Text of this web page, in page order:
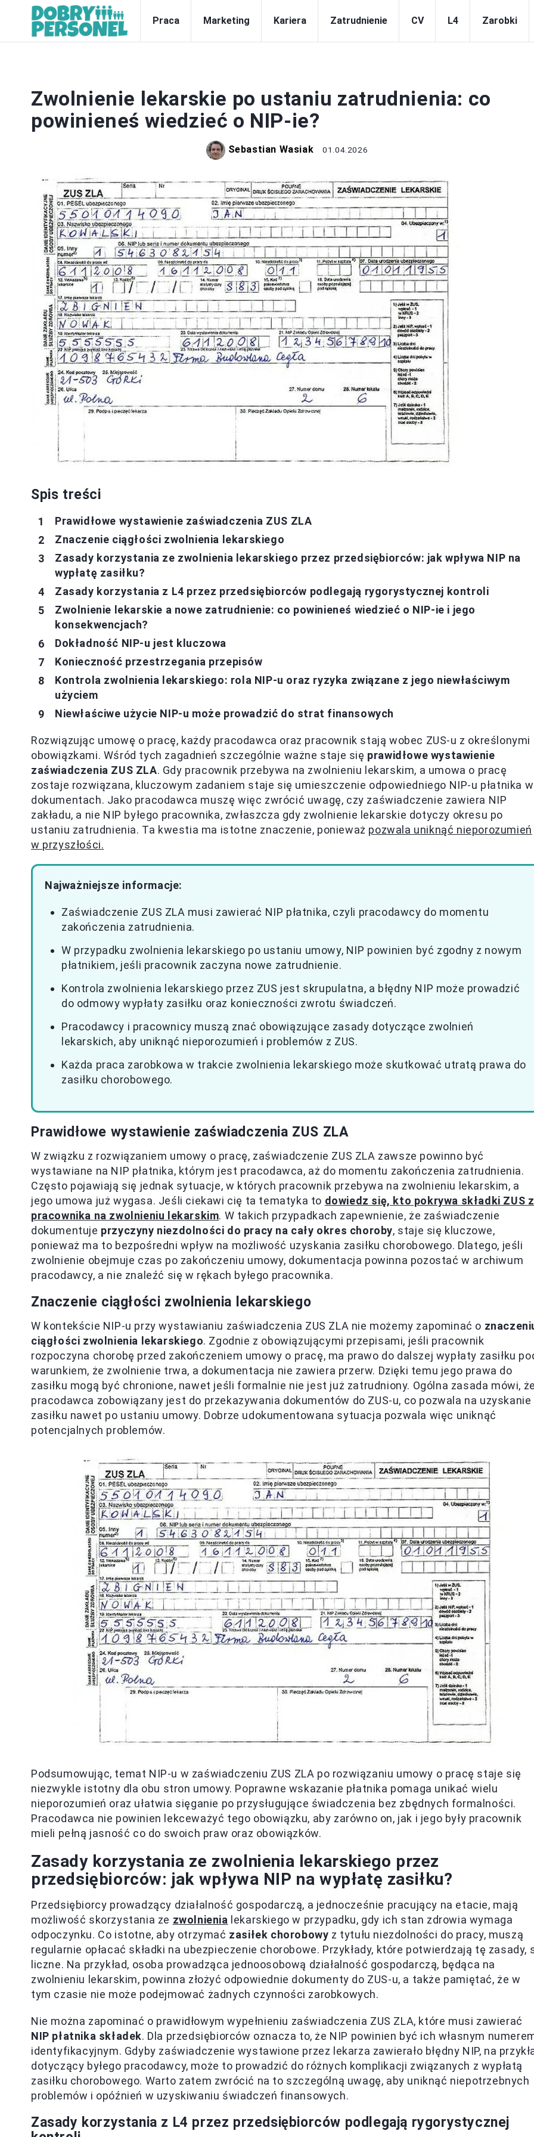
Praca Marketing Kariera Zatrudnienie CV L4 Zarobki
Zwolnienie lekarskie po ustaniu zatrudnienia: co
powinieneś wiedzieć o NIP-ie?
Sebastian Wasiak 01.04.2026
Spis treści
Prawidłowe wystawienie zaświadczenia ZUS ZLA
Znaczenie ciągłości zwolnienia lekarskiego
Zasady korzystania ze zwolnienia lekarskiego przez przedsiębiorców: jak wpływa NIP na
wypłatę zasiłku?
Zasady korzystania z L4 przez przedsiębiorców podlegają rygorystycznej kontroli
Zwolnienie lekarskie a nowe zatrudnienie: co powinieneś wiedzieć o NIP-ie i jego
konsekwencjach?
Dokładność NIP-u jest kluczowa
Konieczność przestrzegania przepisów
Kontrola zwolnienia lekarskiego: rola NIP-u oraz ryzyka związane z jego niewłaściwym
użyciem
Niewłaściwe użycie NIP-u może prowadzić do strat finansowych
Rozwiązując umowę o pracę, każdy pracodawca oraz pracownik stają wobec ZUS-u z określonymi
obowiązkami. Wśród tych zagadnień szczególnie ważne staje się prawidłowe wystawienie
zaświadczenia ZUS ZLA. Gdy pracownik przebywa na zwolnieniu lekarskim, a umowa o pracę
zostaje rozwiązana, kluczowym zadaniem staje się umieszczenie odpowiedniego NIP-u płatnika w
dokumentach. Jako pracodawca muszę więc zwrócić uwagę, czy zaświadczenie zawiera NIP
zakładu, a nie NIP byłego pracownika, zwłaszcza gdy zwolnienie lekarskie dotyczy okresu po
ustaniu zatrudnienia. Ta kwestia ma istotne znaczenie, ponieważ pozwala uniknąć nieporozumień
w przyszłości.
Najważniejsze informacje:
Zaświadczenie ZUS ZLA musi zawierać NIP płatnika, czyli pracodawcy do momentu
zakończenia zatrudnienia.
W przypadku zwolnienia lekarskiego po ustaniu umowy, NIP powinien być zgodny z nowym
płatnikiem, jeśli pracownik zaczyna nowe zatrudnienie.
Kontrola zwolnienia lekarskiego przez ZUS jest skrupulatna, a błędny NIP może prowadzić
do odmowy wypłaty zasiłku oraz konieczności zwrotu świadczeń.
Pracodawcy i pracownicy muszą znać obowiązujące zasady dotyczące zwolnień
lekarskich, aby uniknąć nieporozumień i problemów z ZUS.
Każda praca zarobkowa w trakcie zwolnienia lekarskiego może skutkować utratą prawa do
zasiłku chorobowego.
Prawidłowe wystawienie zaświadczenia ZUS ZLA
W związku z rozwiązaniem umowy o pracę, zaświadczenie ZUS ZLA zawsze powinno być
wystawiane na NIP płatnika, którym jest pracodawca, aż do momentu zakończenia zatrudnienia.
Często pojawiają się jednak sytuacje, w których pracownik przebywa na zwolnieniu lekarskim, a
jego umowa już wygasa. Jeśli ciekawi cię ta tematyka to dowiedz się, kto pokrywa składki ZUS
pracownika na zwolnieniu lekarskim. W takich przypadkach zapewnienie, że zaświadczenie
dokumentuje przyczyny niezdolności do pracy na cały okres choroby, staje się kluczowe,
ponieważ ma to bezpośredni wpływ na możliwość uzyskania zasiłku chorobowego. Dlatego, jeśli
zwolnienie obejmuje czas po zakończeniu umowy, dokumentacja powinna pozostać w archiwum
pracodawcy, a nie znaleźć się w rękach byłego pracownika.
Znaczenie ciągłości zwolnienia lekarskiego
W kontekście NIP-u przy wystawianiu zaświadczenia ZUS ZLA nie możemy zapominać o
ciągłości zwolnienia lekarskiego. Zgodnie z obowiązującymi przepisami, jeśli pracownik
rozpoczyna chorobę przed zakończeniem umowy o pracę, ma prawo do dalszej wypłaty zasiłku
warunkiem, że zwolnienie trwa, a dokumentacja nie zawiera przerw. Dzięki temu jego prawa do
zasiłku mogą być chronione, nawet jeśli formalnie nie jest już zatrudniony. Ogólna zasada mówi,
pracodawca zobowiązany jest do przekazywania dokumentów do ZUS-u, co pozwala na uzyskanie
zasiłku nawet po ustaniu umowy. Dobrze udokumentowana sytuacja pozwala więc uniknąć
potencjalnych problemów.
Podsumowując, temat NIP-u w zaświadczeniu ZUS ZLA po rozwiązaniu umowy o pracę staje się
niezwykle istotny dla obu stron umowy. Poprawne wskazanie płatnika pomaga unikać wielu
nieporozumień oraz ułatwia sięganie po przysługujące świadczenia bez zbędnych formalności.
Pracodawca nie powinien lekceważyć tego obowiązku, aby zarówno on, jak i jego były pracownik
mieli pełną jasność co do swoich praw oraz obowiązków.
Zasady korzystania ze zwolnienia lekarskiego przez
przedsiębiorców: jak wpływa NIP na wypłatę zasiłku?
Przedsiębiorcy prowadzący działalność gospodarczą, a jednocześnie pracujący na etacie, mają
możliwość skorzystania ze zwolnienia lekarskiego w przypadku, gdy ich stan zdrowia wymaga
odpoczynku. Co istotne, aby otrzymać zasiłek chorobowy z tytułu niezdolności do pracy, muszą
regularnie opłacać składki na ubezpieczenie chorobowe. Przykłady, które potwierdzają tę zasady,
liczne. Na przykład, osoba prowadząca jednoosobową działalność gospodarczą, będąca na
zwolnieniu lekarskim, powinna złożyć odpowiednie dokumenty do ZUS-u, a także pamiętać, że w
tym czasie nie może podejmować żadnych czynności zarobkowych.
Nie można zapominać o prawidłowym wypełnieniu zaświadczenia ZUS ZLA, które musi zawierać
NIP płatnika składek. Dla przedsiębiorców oznacza to, że NIP powinien być ich własnym
identyfikacyjnym. Gdyby zaświadczenie wystawione przez lekarza zawierało błędny NIP, na
dotyczący byłego pracodawcy, może to prowadzić do różnych komplikacji związanych z wypłatą
zasiłku chorobowego. Warto zatem zwrócić na to szczególną uwagę, aby uniknąć niepotrzebnych
problemów i opóźnień w uzyskiwaniu świadczeń finansowych.
Zasady korzystania z L4 przez przedsiębiorców podlegają rygorystycznej